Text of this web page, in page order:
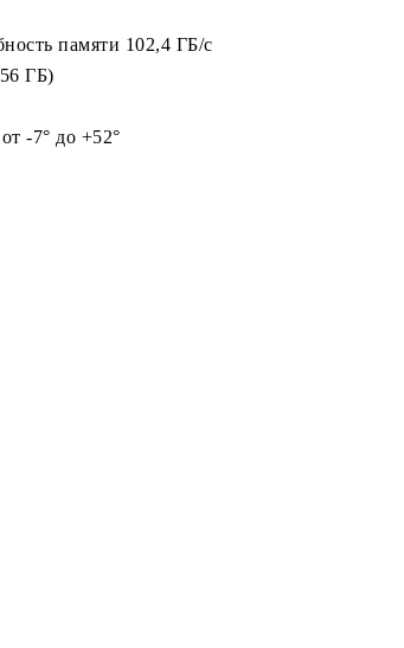
памяти 102,4 ГБ/с
ГБ)
-7° до +52°